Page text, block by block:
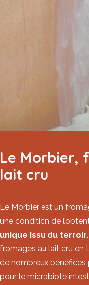
Le Morbier,
lait cru
Le Morbier est un
une condition de
unique issu du terroir
fromages au lait cru en
de nombreux bénéfices
pour le microbiote